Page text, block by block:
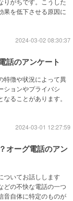
果を低下させる原因に
2024-03-02 08:30:37
話のアンケート
特徴や状況によって異
ションやプライバシ
ることがあります。
2024-03-01 12:27:59
オーグ電話のアン
ついてお話しします
どの不快な電話の一つ
音自体に特定のものが